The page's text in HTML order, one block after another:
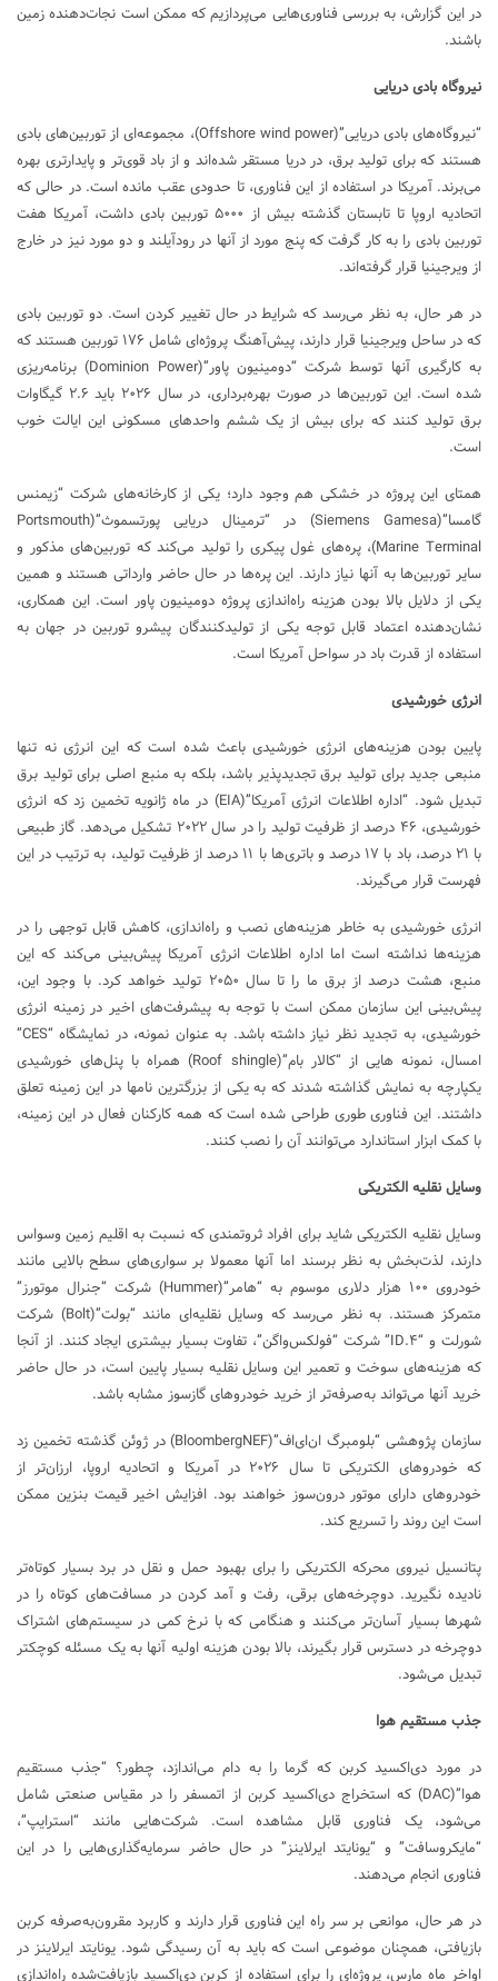
در این گزارش، به بررسی فناوری‌هایی می‌پردازیم که ممکن است نجات‌دهنده زمین
باشند.
نیروگاه بادی دریایی
“نیروگاه‌های بادی دریایی”(Offshore wind power)، مجموعه‌ای از توربین‌های بادی
هستند که برای تولید برق، در دریا مستقر شده‌اند و از باد قوی‌تر و پایدارتری بهره
می‌برند. آمریکا در استفاده از این فناوری، تا حدودی عقب مانده است. در حالی که
اتحادیه اروپا تا تابستان گذشته بیش از ۵۰۰۰ توربین بادی داشت، آمریکا هفت
توربین بادی را به کار گرفت که پنج مورد از آنها در رودآیلند و دو مورد نیز در خارج
از ویرجینیا قرار گرفته‌اند.
در هر حال، به نظر می‌رسد که شرایط در حال تغییر کردن است. دو توربین بادی
که در ساحل ویرجینیا قرار دارند، پیش‌آهنگ پروژه‌ای شامل ۱۷۶ توربین هستند که
به کارگیری آنها توسط شرکت “دومینیون پاور”(Dominion Power) برنامه‌ریزی
شده است. این توربین‌ها در صورت بهره‌برداری، در سال ۲۰۲۶ باید ۲.۶ گیگاوات
برق تولید کنند که برای بیش از یک ششم واحدهای مسکونی این ایالت خوب
است.
همتای این پروژه در خشکی هم وجود دارد؛ یکی از کارخانه‌های شرکت “زیمنس
گامسا”(Siemens Gamesa) در “ترمینال دریایی پورتسموث”(Portsmouth
Marine Terminal)، پره‌های غول پیکری را تولید می‌کند که توربین‌های مذکور و
سایر توربین‌ها به آنها نیاز دارند. این پره‌ها در حال حاضر وارداتی هستند و همین
یکی از دلایل بالا بودن هزینه راه‌اندازی پروژه دومینیون پاور است. این همکاری،
نشان‌دهنده اعتماد قابل توجه یکی از تولیدکنندگان پیشرو توربین در جهان به
استفاده از قدرت باد در سواحل آمریکا است.
انرژی خورشیدی
پایین بودن هزینه‌های انرژی خورشیدی باعث شده است که این انرژی نه تنها
منبعی جدید برای تولید برق تجدیدپذیر باشد، بلکه به منبع اصلی برای تولید برق
تبدیل شود. “اداره اطلاعات انرژی آمریکا”(EIA) در ماه ژانویه تخمین زد که انرژی
خورشیدی، ۴۶ درصد از ظرفیت تولید را در سال ۲۰۲۲ تشکیل می‌دهد. گاز طبیعی
با ۲۱ درصد، باد با ۱۷ درصد و باتری‌ها با ۱۱ درصد از ظرفیت تولید، به ترتیب در این
فهرست قرار می‌گیرند.
انرژی خورشیدی به خاطر هزینه‌های نصب و راه‌اندازی، کاهش قابل توجهی را در
هزینه‌ها نداشته است اما اداره اطلاعات انرژی آمریکا پیش‌بینی می‌کند که این
منبع، هشت درصد از برق ما را تا سال ۲۰۵۰ تولید خواهد کرد. با وجود این،
پیش‌بینی این سازمان ممکن است با توجه به پیشرفت‌های اخیر در زمینه انرژی
خورشیدی، به تجدید نظر نیاز داشته باشد. به عنوان نمونه، در نمایشگاه “CES”
امسال، نمونه هایی از “کالار بام”(Roof shingle) همراه با پنل‌های خورشیدی
یکپارچه به نمایش گذاشته شدند که به یکی از بزرگترین نامها در این زمینه تعلق
داشتند. این فناوری طوری طراحی شده است که همه کارکنان فعال در این زمینه،
با کمک ابزار استاندارد می‌توانند آن را نصب کنند.
وسایل نقلیه الکتریکی
وسایل نقلیه الکتریکی شاید برای افراد ثروتمندی که نسبت به اقلیم زمین وسواس
دارند، لذت‌بخش به نظر برسند اما آنها معمولا بر سواری‌های سطح بالایی مانند
خودروی ۱۰۰ هزار دلاری موسوم به “هامر”(Hummer) شرکت “جنرال موتورز”
متمرکز هستند. به نظر می‌رسد که وسایل نقلیه‌ای مانند “بولت”(Bolt) شرکت
شورلت و “ID.۴” شرکت “فولکس‌واگن”، تفاوت بسیار بیشتری ایجاد کنند. از آنجا
که هزینه‌های سوخت و تعمیر این وسایل نقلیه بسیار پایین است، در حال حاضر
خرید آنها می‌تواند به‌صرفه‌تر از خرید خودروهای گازسوز مشابه باشد.
سازمان پژوهشی “بلومبرگ ان‌ای‌اف”(BloombergNEF) در ژوئن گذشته تخمین زد
که خودروهای الکتریکی تا سال ۲۰۲۶ در آمریکا و اتحادیه اروپا، ارزان‌تر از
خودروهای دارای موتور درون‌سوز خواهند بود. افزایش اخیر قیمت بنزین ممکن
است این روند را تسریع کند.
پتانسیل نیروی محرکه الکتریکی را برای بهبود حمل و نقل در برد بسیار کوتاه‌تر
نادیده نگیرید. دوچرخه‌های برقی، رفت و آمد کردن در مسافت‌های کوتاه را در
شهرها بسیار آسان‌تر می‌کنند و هنگامی که با نرخ کمی در سیستم‌های اشتراک
دوچرخه در دسترس قرار بگیرند، بالا بودن هزینه اولیه آنها به یک مسئله کوچکتر
تبدیل می‌شود.
جذب مستقیم هوا
در مورد دی‌اکسید کربن که گرما را به دام می‌اندازد، چطور؟ “جذب مستقیم
هوا”(DAC) که استخراج دی‌اکسید کربن از اتمسفر را در مقیاس صنعتی شامل
می‌شود، یک فناوری قابل مشاهده است. شرکت‌هایی مانند “استرایپ”،
“مایکروسافت” و “یونایتد ایرلاینز” در حال حاضر سرمایه‌گذاری‌هایی را در این
فناوری انجام می‌دهند.
در هر حال، موانعی بر سر راه این فناوری قرار دارند و کاربرد مقرون‌به‌صرفه کربن
بازیافتی، همچنان موضوعی است که باید به آن رسیدگی شود. یونایتد ایرلاینز در
اواخر ماه مارس، پروژه‌ای را برای استفاده از کربن دی‌اکسید بازیافت‌شده راه‌اندازی